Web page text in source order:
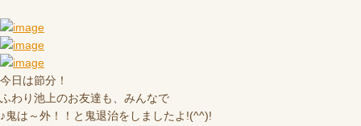
今日は節分！
ふわり池上のお友達も、みんなで
♪鬼は～外！！と鬼退治をしましたよ!(^^)!